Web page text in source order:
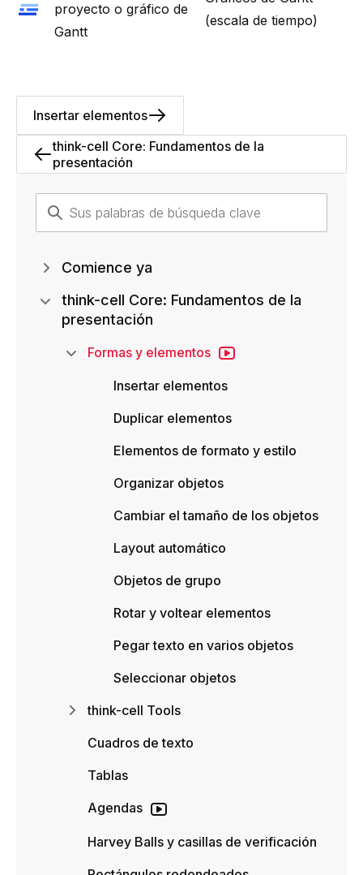
proyecto o gráfico de
Gantt
(escala de tiempo)
think-cell Core: Fundamentos de la
presentación
Insertar elementos
Comience ya
think-cell Core: Fundamentos de la
presentación
Formas y elementos
Insertar elementos
Duplicar elementos
Elementos de formato y estilo
Organizar objetos
Cambiar el tamaño de los objetos
Layout automático
Objetos de grupo
Rotar y voltear elementos
Pegar texto en varios objetos
Seleccionar objetos
think-cell Tools
Cuadros de texto
Tablas
Agendas
Harvey Balls y casillas de verificación